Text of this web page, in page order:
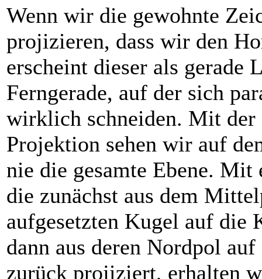
Wenn wir die gewohnte
projizieren, dass wir den
erscheint dieser als gerade
Ferngerade, auf der sich
wirklich schneiden. Mit der
Projektion sehen wir auf
nie die gesamte Ebene.
die zunächst aus dem
aufgesetzten Kugel auf die
dann aus deren Nordpol auf
zurück projiziert, erhalten